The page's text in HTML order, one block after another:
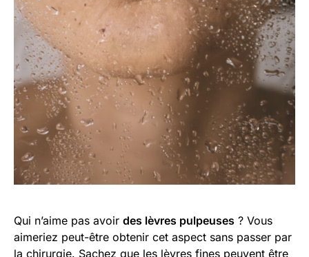
Qui n’aime pas avoir des lèvres pulpeuses ? Vous
aimeriez peut-être obtenir cet aspect sans passer par
la chirurgie. Sachez que les lèvres fines peuvent être